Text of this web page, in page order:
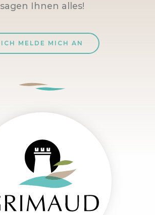
sagen Ihnen alles!
ICH MELDE MICH AN